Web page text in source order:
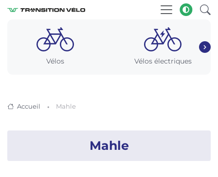
Vélos Vélos électriques
Accueil Mahle
Mahle